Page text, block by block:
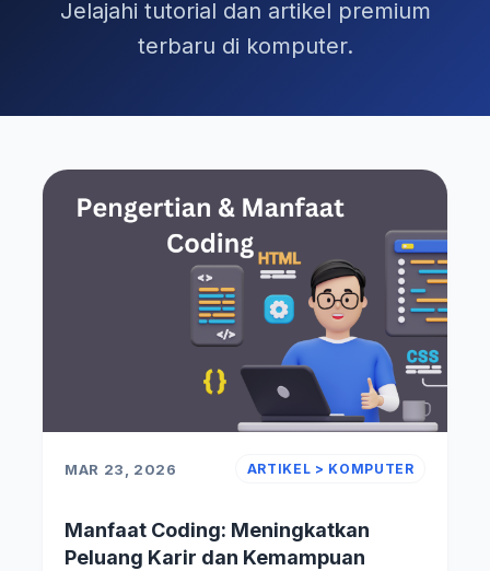
Jelajahi tutorial dan artikel premium
terbaru di komputer.
MAR 23, 2026 ARTIKEL > KOMPUTER
Manfaat Coding: Meningkatkan
Peluang Karir dan Kemampuan